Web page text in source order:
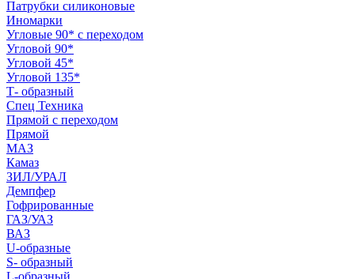
Патрубки силиконовые
Иномарки
Угловые 90* с переходом
Угловой 90*
Угловой 45*
Угловой 135*
Т- образный
Спец Техника
Прямой с переходом
Прямой
МАЗ
Камаз
ЗИЛ/УРАЛ
Демпфер
Гофрированные
ГАЗ/УАЗ
ВАЗ
U-образные
S- образный
L-образный